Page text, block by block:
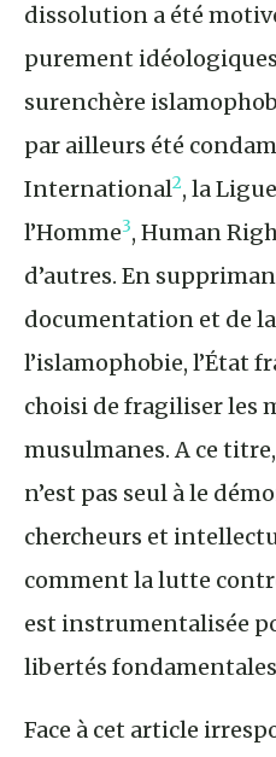
dissolution a été
purement
surenchère
par ailleurs été
International2, la
l’Homme3, Human
d’autres. En
documentation et de
l’islamophobie, l’État
choisi de fragiliser les
musulmanes. A ce
n’est pas seul à le
chercheurs et
comment la lutte
est instrumentalisée
libertés fondamentales
Face à cet article